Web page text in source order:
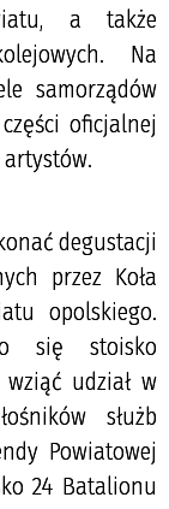
a także
Na
samorządów
oficjalnej
artystów.
degustacji
przez Koła
opolskiego.
się stoisko
udział w
służb
Powiatowej
24 Batalionu